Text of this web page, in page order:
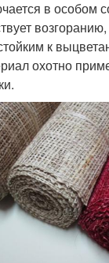
в особом
к
охотно